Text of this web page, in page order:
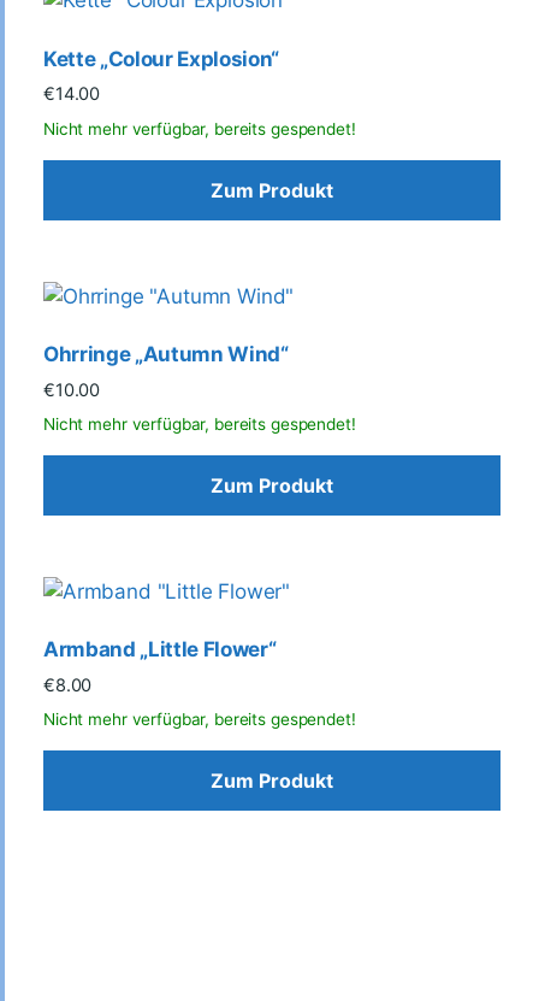
Kette „Colour Explosion“
€14.00
Zum Produkt
Ohrringe „Autumn Wind“
€10.00
Zum Produkt
Armband „Little Flower“
€8.00
Zum Produkt